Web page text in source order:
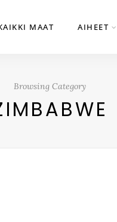
MAAT AIHEET
Browsing Category